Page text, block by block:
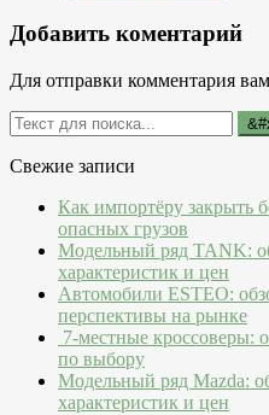
Добавить коментарий
Для отправки комментария
Свежие записи
Как импортёру закрыть
опасных грузов
Модельный ряд TANK:
характеристик и цен
Автомобили ESTEO:
перспективы на рынке
7-местные кроссоверы:
по выбору
Модельный ряд Mazda:
характеристик и цен